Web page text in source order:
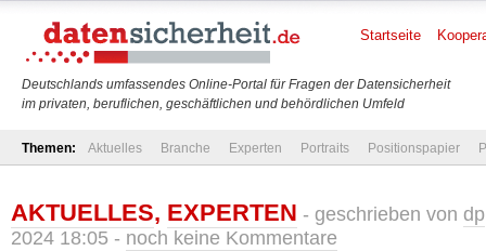
Deutschlands umfassendes Online-Portal für Fragen der Datensicherheit
im privaten, beruflichen, geschäftlichen und behördlichen Umfeld
Startseite
Themen: Aktuelles Branche Experten Portraits Positionspapier
AKTUELLES, EXPERTEN - geschrieben von dp
2024 18:05 - noch keine Kommentare